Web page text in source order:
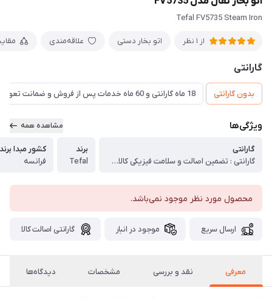
Tefal FV5735 Steam Iron
از 1 نظر اتو بخار دستی علاقه‌مندی
گارانتی
بدون گارانتی 18 ماه گارانتی و 60 ماه خدمات پس از فروش و ضمانت تعویض
ویژگی‌ها مشاهده همه
گارانتی
گارانتی : تضمین اصالت و سلامت فیزیکی کالا (اورجینال)
برند
Tefal
کشور مبدا برند
فرانسه
محصول مورد نظر موجود نمی‌باشد.
ارسال سریع موجود در انبار گارانتی اصالت کالا
معرفی نقد و بررسی مشخصات دیدگاه‌ها